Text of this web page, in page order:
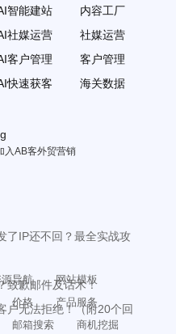
智能建站
社媒运营
客户管理
快速获客
内容工厂
社媒运营
客户管理
海关数据
入AB客外贸营销
了IP还不回？最全实战攻
致歉邮件及话术！
无法拒绝！（附20个回
导航
网站模板
价格
产品服务
邮箱搜索
商机挖掘